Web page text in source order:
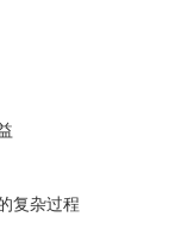
复杂过程